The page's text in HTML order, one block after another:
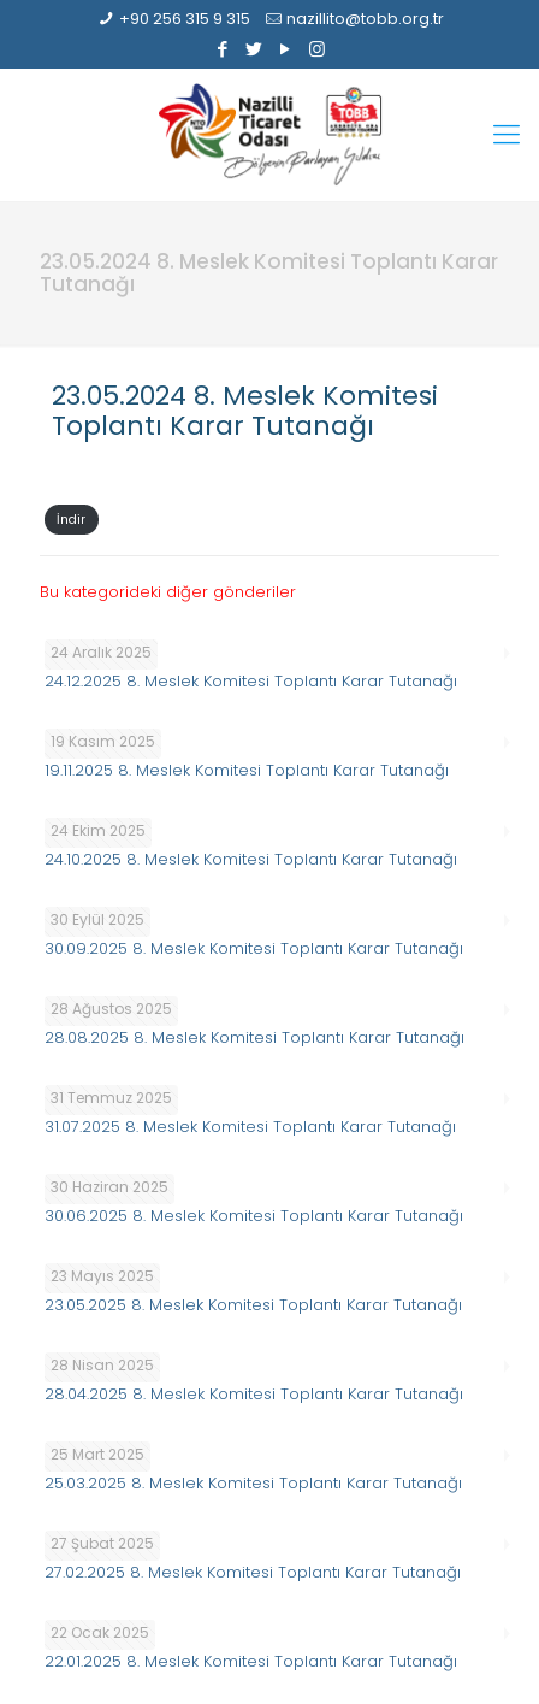
+90 256 315 9 315 nazillito@tobb.org.tr
23.05.2024 8. Meslek Komitesi Toplantı Karar
Tutanağı
23.05.2024 8. Meslek Komitesi
Toplantı Karar Tutanağı
İndir
Bu kategorideki diğer gönderiler
24 Aralık 2025
24.12.2025 8. Meslek Komitesi Toplantı Karar Tutanağı
19 Kasım 2025
19.11.2025 8. Meslek Komitesi Toplantı Karar Tutanağı
24 Ekim 2025
24.10.2025 8. Meslek Komitesi Toplantı Karar Tutanağı
30 Eylül 2025
30.09.2025 8. Meslek Komitesi Toplantı Karar Tutanağı
28 Ağustos 2025
28.08.2025 8. Meslek Komitesi Toplantı Karar Tutanağı
31 Temmuz 2025
31.07.2025 8. Meslek Komitesi Toplantı Karar Tutanağı
30 Haziran 2025
30.06.2025 8. Meslek Komitesi Toplantı Karar Tutanağı
23 Mayıs 2025
23.05.2025 8. Meslek Komitesi Toplantı Karar Tutanağı
28 Nisan 2025
28.04.2025 8. Meslek Komitesi Toplantı Karar Tutanağı
25 Mart 2025
25.03.2025 8. Meslek Komitesi Toplantı Karar Tutanağı
27 Şubat 2025
27.02.2025 8. Meslek Komitesi Toplantı Karar Tutanağı
22 Ocak 2025
22.01.2025 8. Meslek Komitesi Toplantı Karar Tutanağı